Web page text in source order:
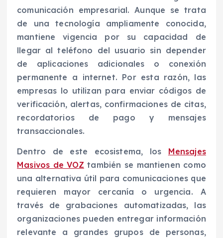
comunicación empresarial. Aunque se trata
de una tecnología ampliamente conocida,
mantiene vigencia por su capacidad de
llegar al teléfono del usuario sin depender
de aplicaciones adicionales o conexión
permanente a internet. Por esta razón, las
empresas lo utilizan para enviar códigos de
verificación, alertas, confirmaciones de citas,
recordatorios de pago y mensajes
transaccionales.
Dentro de este ecosistema, los Mensajes
Masivos de VOZ también se mantienen como
una alternativa útil para comunicaciones que
requieren mayor cercanía o urgencia. A
través de grabaciones automatizadas, las
organizaciones pueden entregar información
relevante a grandes grupos de personas,